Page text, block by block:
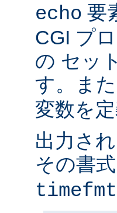
echo 要
CGI プ
の セッ
す。また
変数を
出力さ
その書
timefmt